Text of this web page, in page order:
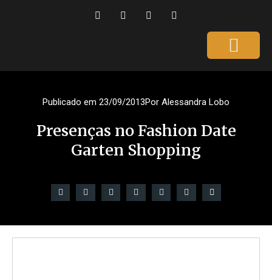
Publicado em 23/09/2013Por Alessandra Lobo
Presenças no Fashion Date
Garten Shopping